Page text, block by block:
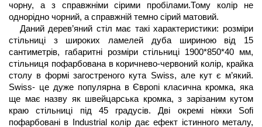
чорну, а з справжніми сірими пробілами.Тому колір не
однорідно чорний, а справжній темно сірий матовий.
Даний дерев’яний стіл має такі характеристики: розміри
стільниці з широких ламелей дуба шириною від 15
сантиметрів, габаритні розміри стільниці 1900*850*40 мм,
стільниця пофарбована в коричнево-червоний колір, крайка
столу в формі загостреного кута Swiss, але кут є м’який.
Swiss- це дуже популярна в Європі класична кромка, яка
ще має назву як швейцарська кромка, з зарізаним кутом
краю стільниці під 45 градусів. Дві окремі ніжки Sofi
пофарбовані в Industrial колір дає ефект істинного металу,